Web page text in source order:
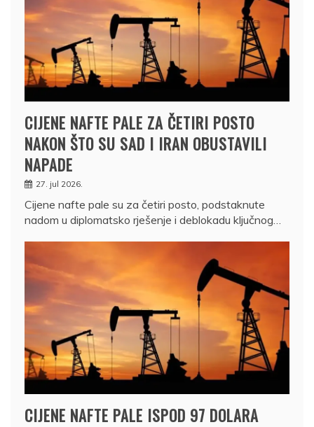
CIJENE NAFTE PALE ZA ČETIRI POSTO
NAKON ŠTO SU SAD I IRAN OBUSTAVILI
NAPADE
27. jul 2026.
Cijene nafte pale su za četiri posto, podstaknute
nadom u diplomatsko rješenje i deblokadu ključnog…
CIJENE NAFTE PALE ISPOD 97 DOLARA